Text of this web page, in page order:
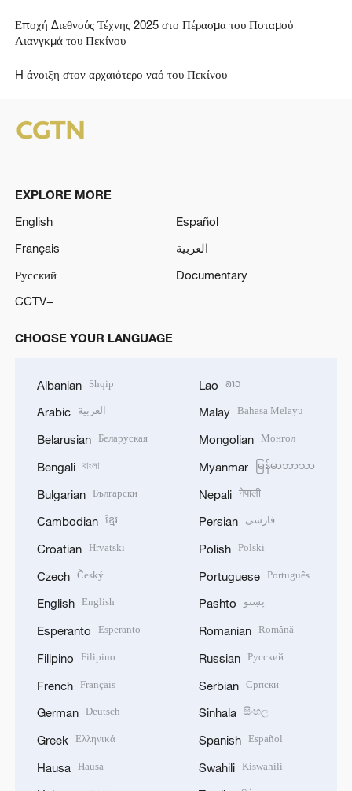
Εποχή Διεθνούς Τέχνης 2025 στο Πέρασμα του Ποταμού
Λιανγκμά του Πεκίνου
H άνοιξη στον αρχαιότερο ναό του Πεκίνου
EXPLORE MORE
English
Español
Français
العربية
Русский
Documentary
CCTV+
CHOOSE YOUR LANGUAGE
Albanian Shqip
Arabic العربية
Belarusian Беларуская
Bengali বাংলা
Bulgarian Български
Cambodian ខ្មែរ
Croatian Hrvatski
Czech Český
English English
Esperanto Esperanto
Filipino Filipino
French Français
German Deutsch
Greek Ελληνικά
Hausa Hausa
Lao ລາວ
Malay Bahasa Melayu
Mongolian Монгол
Myanmar မြန်မာဘာသာ
Nepali नेपाली
Persian فارسی
Polish Polski
Portuguese Português
Pashto پښتو
Romanian Română
Russian Русский
Serbian Српски
Sinhala සිංහල
Spanish Español
Swahili Kiswahili